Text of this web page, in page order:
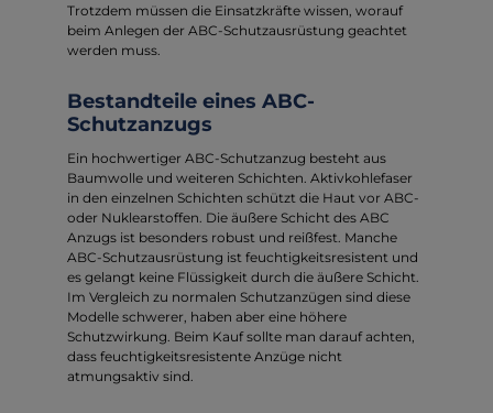
Trotzdem müssen die Einsatzkräfte wissen, worauf
beim Anlegen der ABC-Schutzausrüstung geachtet
werden muss.
Bestandteile eines ABC-
Schutzanzugs
Ein hochwertiger ABC-Schutzanzug besteht aus
Baumwolle und weiteren Schichten. Aktivkohlefaser
in den einzelnen Schichten schützt die Haut vor ABC-
oder Nuklearstoffen. Die äußere Schicht des ABC
Anzugs ist besonders robust und reißfest. Manche
ABC-Schutzausrüstung ist feuchtigkeitsresistent und
es gelangt keine Flüssigkeit durch die äußere Schicht.
Im Vergleich zu normalen Schutzanzügen sind diese
Modelle schwerer, haben aber eine höhere
Schutzwirkung. Beim Kauf sollte man darauf achten,
dass feuchtigkeitsresistente Anzüge nicht
atmungsaktiv sind.